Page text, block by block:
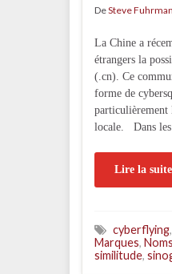
DeSteve
La Chine a
étrangers la
(.cn). Ce
forme de
particulièrement
locale. Dans les
Lire la suite
cyberflying,
Marques,
similitude,